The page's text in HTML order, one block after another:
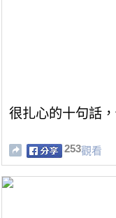
很扎心的十句話
253觀看